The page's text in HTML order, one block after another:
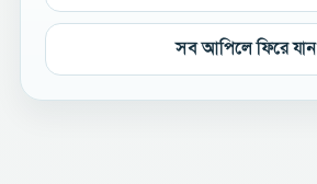
সব আপিলে ফিরে যান